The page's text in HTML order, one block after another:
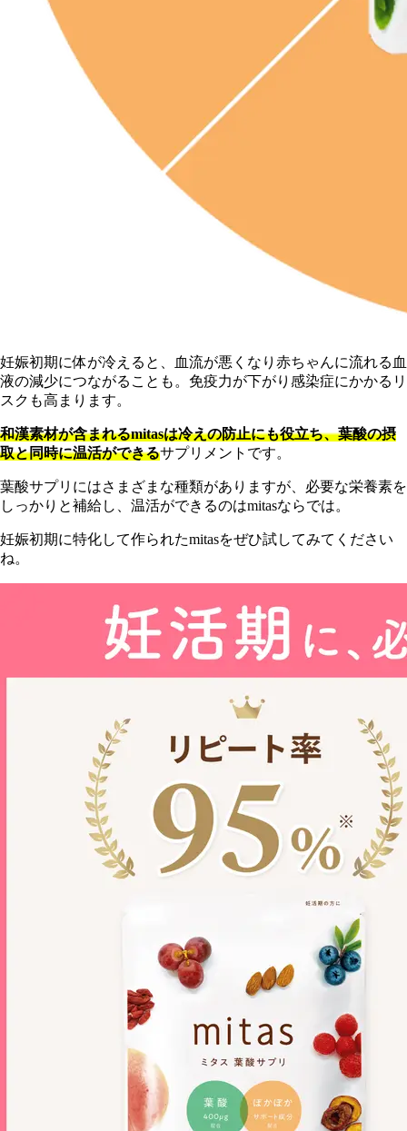
妊娠初期に体が冷えると、血流が悪くなり赤ちゃんに流れる血
液の減少につながることも。免疫力が下がり感染症にかかるリ
スクも高まります。
和漢素材が含まれるmitasは冷えの防止にも役立ち、葉酸の摂
取と同時に温活ができるサプリメントです。
葉酸サプリにはさまざまな種類がありますが、必要な栄養素を
しっかりと補給し、温活ができるのはmitasならでは。
妊娠初期に特化して作られたmitasをぜひ試してみてください
ね。